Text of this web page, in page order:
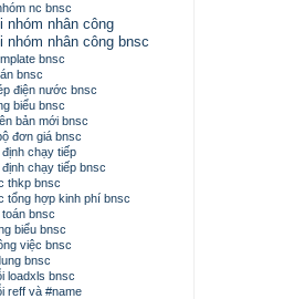
nc bnsc
nhóm nhân công
nhóm nhân công bnsc
bnsc
bnsc
điện nước bnsc
biểu bnsc
bản mới bnsc
đơn giá bnsc
chạy tiếp
chạy tiếp bnsc
thkp bnsc
tổng hợp kinh phí bnsc
bnsc
biểu bnsc
việc bnsc
bnsc
loadxls bnsc
reff và #name